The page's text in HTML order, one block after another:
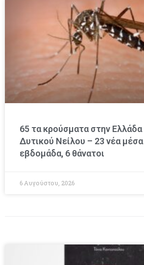
65 τα κρούσματα στην Ελλάδα
Δυτικού Νείλου – 23 νέα μέσα
εβδομάδα, 6 θάνατοι
6 Αυγούστου, 2026